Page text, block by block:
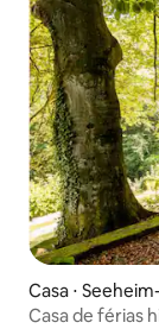
Casa ⋅
Casa de férias